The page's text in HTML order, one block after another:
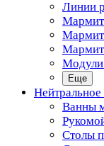
Линии
Модули
Еще
Ванны
Столы